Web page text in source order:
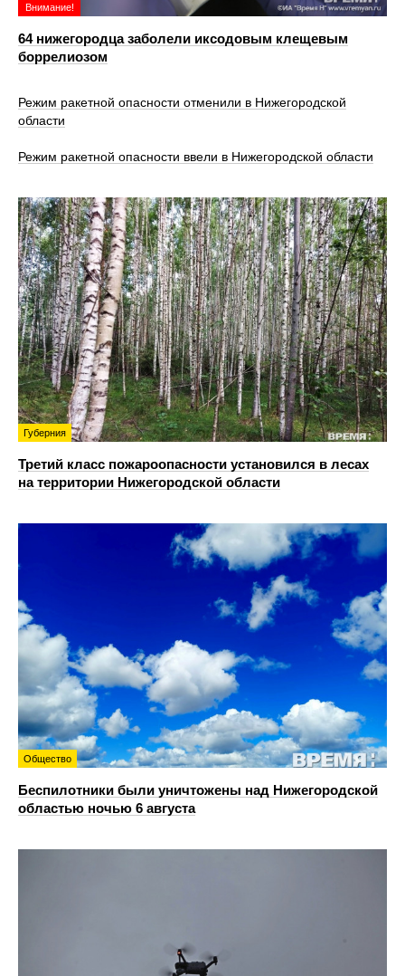
Внимание!
64 нижегородца заболели иксодовым клещевым
боррелиозом
Режим ракетной опасности отменили в Нижегородской
области
Режим ракетной опасности ввели в Нижегородской области
Губерния
Третий класс пожароопасности установился в лесах
на территории Нижегородской области
Общество
Беспилотники были уничтожены над Нижегородской
областью ночью 6 августа